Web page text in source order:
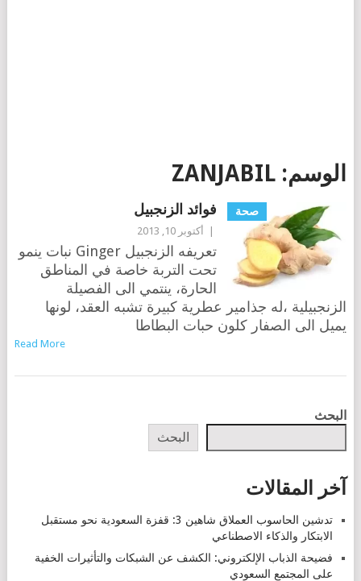
الوسم: ZANJABIL
صحة فوائد الزنجبيل
أكتوبر 10, 2013
تعريفه الزنجبيل Ginger نبات ينمو
تحت التربة خاصة في المناطق
الحارة، ينتمي الى الفصيلة
الزنجبيلية ،له جذامير عطرية كبيرة تشبه العقد، لونها
يميل الى الصفار كلون حبات البطاطا
Read More
POSTS
البحث
البحث
آخر المقالات
تدشين الحاسوب العملاق شاهين 3: قفزة السعودية نحو مستقبل
الابتكار والذكاء الاصطناعي
فضيحة الذباب الإلكتروني: الكشف عن الشبكات والتأثيرات الخفية
على المجتمع السعودي